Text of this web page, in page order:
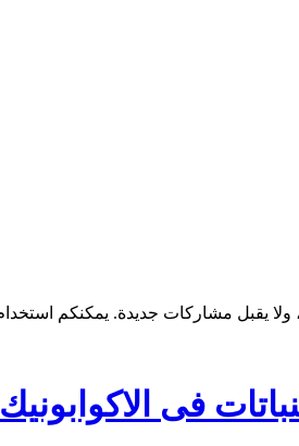
فى الاكوابونيك